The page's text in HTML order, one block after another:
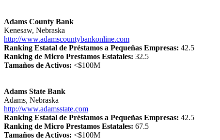
Adams County Bank
Kenesaw, Nebraska
http://www.adamscountybankonline.com
Ranking Estatal de Préstamos a Pequeñas Empresas: 42.5
Ranking de Micro Prestamos Estatales: 32.5
Tamaños de Activos: <$100M
Adams State Bank
Adams, Nebraska
http://www.adamsstate.com
Ranking Estatal de Préstamos a Pequeñas Empresas: 42.5
Ranking de Micro Prestamos Estatales: 67.5
Tamaños de Activos: <$100M